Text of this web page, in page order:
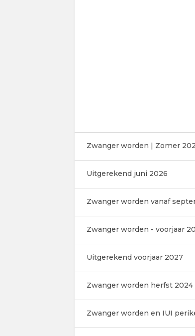
Zwanger worden | Zomer
Uitgerekend juni 2026
Zwanger worden vanaf
Zwanger worden - voorjaar
Uitgerekend voorjaar 2027
Zwanger worden herfst 2024
Zwanger worden en IUI